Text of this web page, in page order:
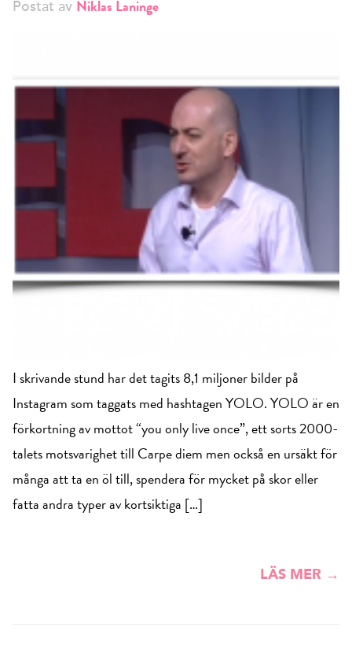
Postat av Niklas Laninge
I skrivande stund har det tagits 8,1 miljoner bilder på
Instagram som taggats med hashtagen YOLO. YOLO är en
förkortning av mottot “you only live once”, ett sorts 2000-
talets motsvarighet till Carpe diem men också en ursäkt för
många att ta en öl till, spendera för mycket på skor eller
fatta andra typer av kortsiktiga […]
LÄS MER →